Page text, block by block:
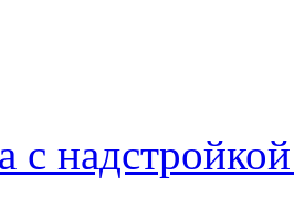
с